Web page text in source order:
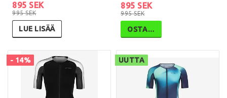
995 SEK
895 SEK
LUE LISÄÄ
995 SEK
895 SEK
OSTA…
- 14% UUTTA